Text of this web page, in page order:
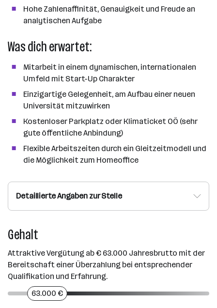
Hohe Zahlenaffinität, Genauigkeit und Freude an
analytischen Aufgabe
Was dich erwartet:
Mitarbeit in einem dynamischen, internationalen
Umfeld mit Start-Up Charakter
Einzigartige Gelegenheit, am Aufbau einer neuen
Universität mitzuwirken
Kostenloser Parkplatz oder Klimaticket OÖ (sehr
gute öffentliche Anbindung)
Flexible Arbeitszeiten durch ein Gleitzeitmodell und
die Möglichkeit zum Homeoffice
Detaillierte Angaben zur Stelle
Gehalt
Attraktive Vergütung ab € 63.000 Jahresbrutto mit der
Bereitschaft einer Überzahlung bei entsprechender
Qualifikation und Erfahrung.
63.000 €